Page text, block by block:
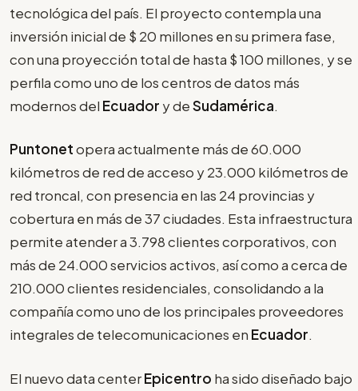
tecnológica del país. El proyecto contempla una
inversión inicial de $ 20 millones en su primera fase,
con una proyección total de hasta $ 100 millones, y se
perfila como uno de los centros de datos más
modernos del Ecuador y deSudamérica.
Puntonetopera actualmente más de 60.000
kilómetros de red de acceso y 23.000 kilómetros de
red troncal, con presencia en las 24 provincias y
cobertura en más de 37 ciudades. Esta infraestructura
permite atender a 3.798 clientes corporativos, con
más de 24.000 servicios activos, así como a cerca de
210.000 clientes residenciales, consolidando a la
compañía como uno de los principales proveedores
integrales de telecomunicaciones en Ecuador.
El nuevo data centerEpicentro ha sido diseñado bajo